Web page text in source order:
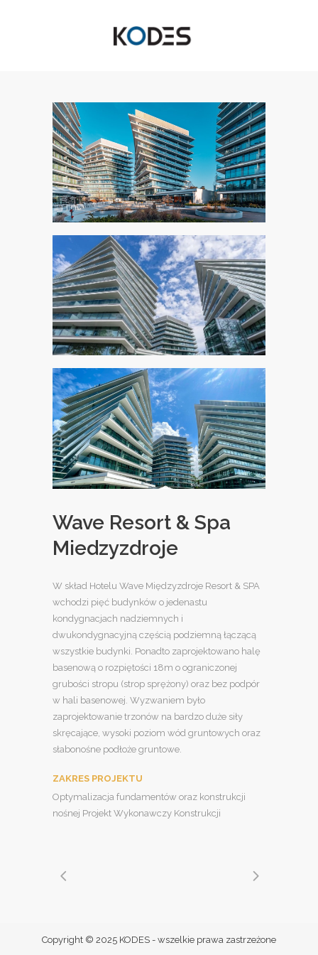
Wave Resort & Spa
Miedzyzdroje
W skład Hotelu Wave Międzyzdroje Resort & SPA
wchodzi pięć budynków o jedenastu
kondygnacjach nadziemnych i
dwukondygnacyjną częścią podziemną łączącą
wszystkie budynki. Ponadto zaprojektowano halę
basenową o rozpiętości 18m o ograniczonej
grubości stropu (strop sprężony) oraz bez podpór
w hali basenowej. Wyzwaniem było
zaprojektowanie trzonów na bardzo duże siły
skręcające, wysoki poziom wód gruntowych oraz
słabonośne podłoże gruntowe.
ZAKRES PROJEKTU
Optymalizacja fundamentów oraz konstrukcji
nośnej Projekt Wykonawczy Konstrukcji
Copyright © 2025 KODES - wszelkie prawa zastrzeżone